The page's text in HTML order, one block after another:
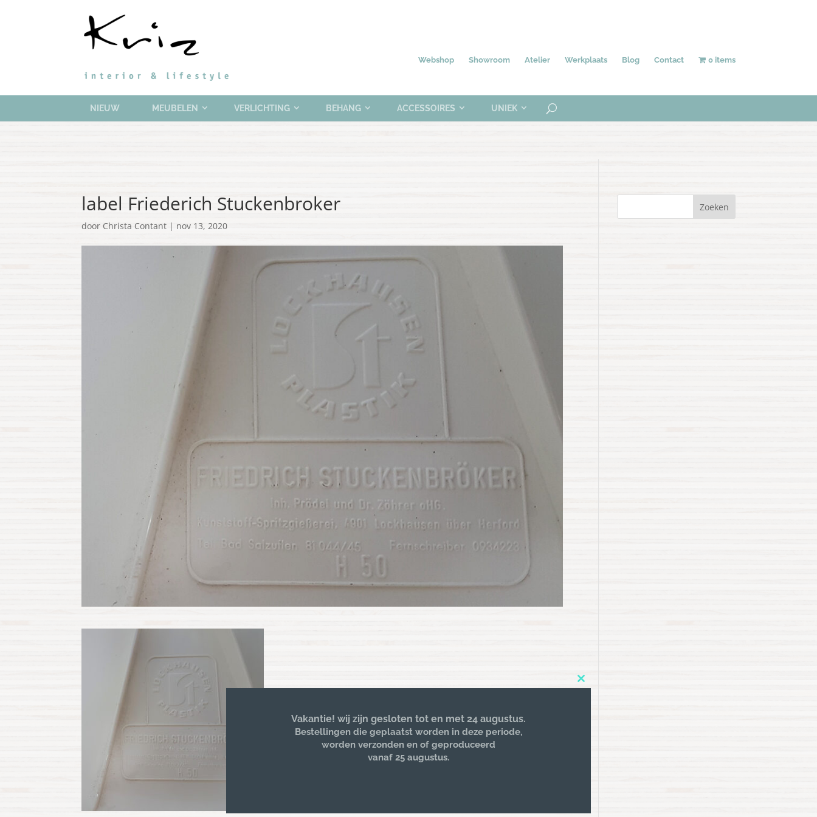
Webshop Showroom Atelier Werkplaats Blog Contact 0 items
NIEUW MEUBELEN VERLICHTING BEHANG ACCESSOIRES UNIEK
label Friederich Stuckenbroker
doorChrista Contant | nov 13, 2020
Close
Vakantie! wij zijn gesloten tot en met 24 augustus.
Bestellingen die geplaatst worden in deze periode,
worden verzonden en of geproduceerd
vanaf 25 augustus.